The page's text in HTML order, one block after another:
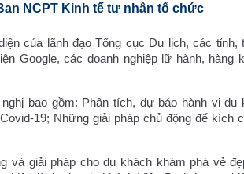
NCPT Kinh tế tư nhân tổ chức
của lãnh đạo Tổng cục Du lịch, các tỉnh,
Google, các doanh nghiệp lữ hành, hàng
bao gồm: Phân tích, dự báo hành vi du
19; Những giải pháp chủ động để kích
và giải pháp cho du khách khám phá vẻ